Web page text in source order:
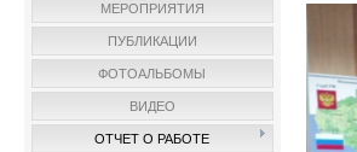
МЕРОПРИЯТИЯ
ПУБЛИКАЦИИ
ФОТОАЛЬБОМЫ
ВИДЕО
ОТЧЕТ О РАБОТЕ